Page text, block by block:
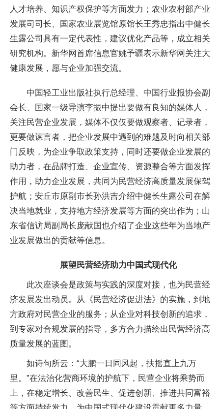
人才培养、知识产权保护等方面发力；农业农村部产业
发展司司长、
国家农业展览馆原馆长王秀忠指出中健长
生露公司具有一定代表性，建议优化产品等，成立相关
研究机构。新华网首席信息官姚予疆表示新华网关注大
健康发展，愿与企业加强交流。
中国轻工业出版社执行总经理、 中国行业报协会副
会长、
国家一级导演李振中提出要做有良知的媒体人，
关注民营企业发展，媒体不仅仅要做观察者、记录者，
更要做谏言者，把企业发展中遇到的难题及时向相关部
门反映，为企业争取政策支持，同时还要做企业发展的
助力者，在品牌打造、企业宣传、资源整合等方面发挥
作用，助力企业发展，共同为民营经济高质量发展保驾
护航；安丘市原副 市长孙洪吉介绍中健长生露公司在解
决当地就业，支持地方经济发展等方面的突出作为；山
东省信访局副 局长庞献国也介绍了企业这些年为当地产
业发展做出的贡献等信息。
展望民营经济助力中国式现代化
此次座谈会是政策与实践的深度对接，也为民营经
济发展发出动员。从《民营经济促进法》的实施，到地
方政府对民营企业的服务；从企业对科技创新的追求，
到专家对合规发展的指导，多方合力描绘出民营经济高
质量发展的蓝图。
如诗句所云：“大鹏一日同风起，扶摇直上九万
里。”在法治化营商环境的护航下，民营企业将乘势而
上，在稳定增长、改善民生、促进创新、推进共同富裕